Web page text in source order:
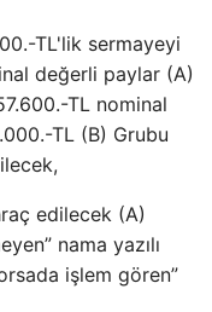
TL'lik sermayeyi
değerli paylar (A)
TL nominal
TL (B) Grubu
edilecek (A)
nama yazılı
işlem gören”